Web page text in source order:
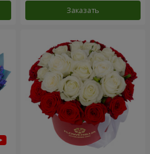
Заказать